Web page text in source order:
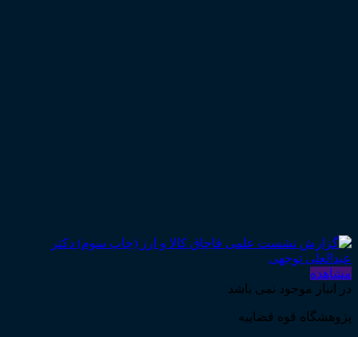
مشاهده
در انبار موجود نمی باشد
پژوهشگاه قوه قضاییه